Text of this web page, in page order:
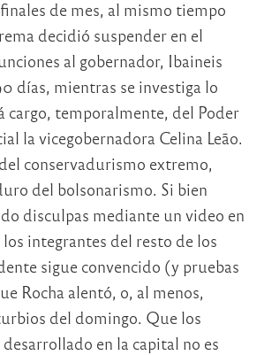
de mes, al mismo tiempo
decidió suspender en el
al gobernador, Ibaineis
días, mientras se investiga lo
cargo, temporalmente, del Poder
la vicegobernadora Celina Leão.
conservadurismo extremo,
del bolsonarismo. Si bien
disculpas mediante un video en
integrantes del resto de los
sigue convencido (y pruebas
Rocha alentó, o, al menos,
del domingo. Que los
desarrollado en la capital no es